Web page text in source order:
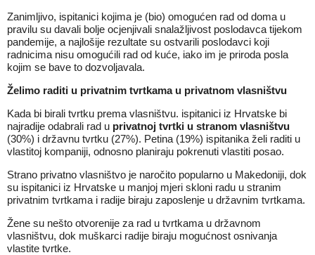
Zanimljivo, ispitanici kojima je (bio) omogućen rad od doma u
pravilu su davali bolje ocjenjivali snalažljivost poslodavca tijekom
pandemije, a najlošije rezultate su ostvarili poslodavci koji
radnicima nisu omogućili rad od kuće, iako im je priroda posla
kojim se bave to dozvoljavala.
Želimo raditi u privatnim tvrtkama u privatnom vlasništvu
Kada bi birali tvrtku prema vlasništvu. ispitanici iz Hrvatske bi
najradije odabrali rad u privatnoj tvrtki u stranom vlasništvu
(30%) i državnu tvrtku (27%). Petina (19%) ispitanika želi raditi u
vlastitoj kompaniji, odnosno planiraju pokrenuti vlastiti posao.
Strano privatno vlasništvo je naročito popularno u Makedoniji, dok
su ispitanici iz Hrvatske u manjoj mjeri skloni radu u stranim
privatnim tvrtkama i radije biraju zaposlenje u državnim tvrtkama.
Žene su nešto otvorenije za rad u tvrtkama u državnom
vlasništvu, dok muškarci radije biraju mogućnost osnivanja
vlastite tvrtke.